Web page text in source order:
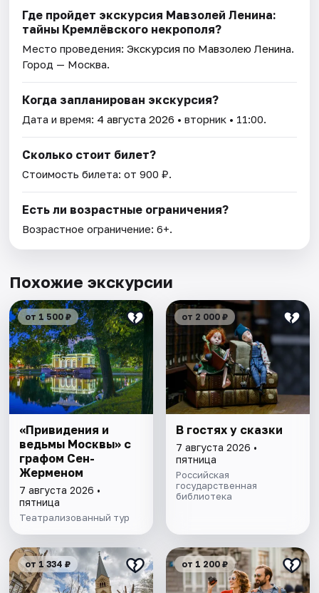
Где пройдет экскурсия Мавзолей Ленина:
тайны Кремлёвского некрополя?
Место проведения:Экскурсия по Мавзолею Ленина
Город — Москва.
Когда запланирован экскурсия?
Дата и время: 4 августа 2026 • вторник • 11:00.
Сколько стоит билет?
Стоимость билета: от 900 ₽.
Есть ли возрастные ограничения?
Возрастное ограничение: 6+.
Похожие экскурсии
от 1 500 ₽
«Привидения и
ведьмы Москвы» с
графом Сен-
Жерменом
7 августа 2026 •
пятница
Театрализованный тур
от 2 000 ₽
В гостях у сказки
7 августа 2026 •
пятница
Российская
государственная
библиотека
от 1 334 ₽ от 1 200 ₽